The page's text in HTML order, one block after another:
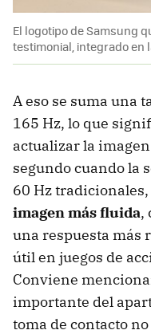
El logotipo de Samsung
testimonial, integrado en
A eso se suma una
165 Hz, lo que
actualizar la
segundo cuando la
60 Hz tradicionales,
imagen más fluida,
una respuesta más
útil en juegos de
Conviene
importante del
toma de contacto